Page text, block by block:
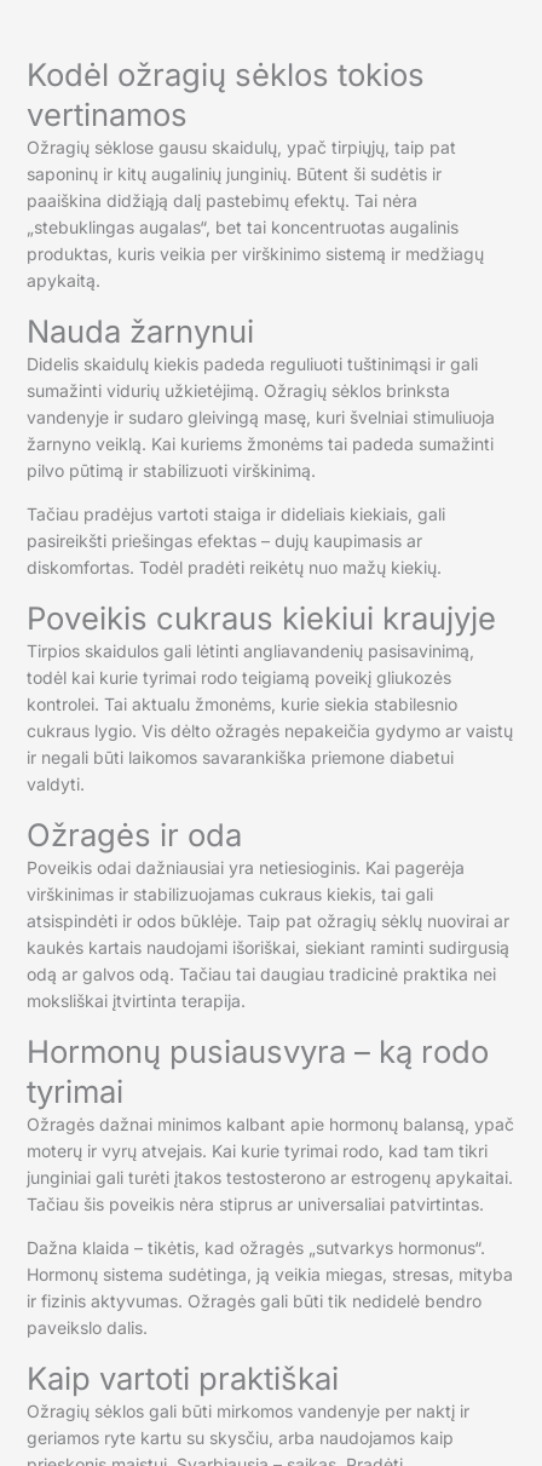
Kodėl ožragių sėklos tokios
vertinamos
Ožragių sėklose gausu skaidulų, ypač tirpiųjų, taip pat
saponinų ir kitų augalinių junginių. Būtent ši sudėtis ir
paaiškina didžiąją dalį pastebimų efektų. Tai nėra
„stebuklingas augalas“, bet tai koncentruotas augalinis
produktas, kuris veikia per virškinimo sistemą ir medžiagų
apykaitą.
Nauda žarnynui
Didelis skaidulų kiekis padeda reguliuoti tuštinimąsi ir gali
sumažinti vidurių užkietėjimą. Ožragių sėklos brinksta
vandenyje ir sudaro gleivingą masę, kuri švelniai stimuliuoja
žarnyno veiklą. Kai kuriems žmonėms tai padeda sumažinti
pilvo pūtimą ir stabilizuoti virškinimą.
Tačiau pradėjus vartoti staiga ir dideliais kiekiais, gali
pasireikšti priešingas efektas – dujų kaupimasis ar
diskomfortas. Todėl pradėti reikėtų nuo mažų kiekių.
Poveikis cukraus kiekiui kraujyje
Tirpios skaidulos gali lėtinti angliavandenių pasisavinimą,
todėl kai kurie tyrimai rodo teigiamą poveikį gliukozės
kontrolei. Tai aktualu žmonėms, kurie siekia stabilesnio
cukraus lygio. Vis dėlto ožragės nepakeičia gydymo ar vaistų
ir negali būti laikomos savarankiška priemone diabetui
valdyti.
Ožragės ir oda
Poveikis odai dažniausiai yra netiesioginis. Kai pagerėja
virškinimas ir stabilizuojamas cukraus kiekis, tai gali
atsispindėti ir odos būklėje. Taip pat ožragių sėklų nuovirai ar
kaukės kartais naudojami išoriškai, siekiant raminti sudirgusią
odą ar galvos odą. Tačiau tai daugiau tradicinė praktika nei
moksliškai įtvirtinta terapija.
Hormonų pusiausvyra – ką rodo
tyrimai
Ožragės dažnai minimos kalbant apie hormonų balansą, ypač
moterų ir vyrų atvejais. Kai kurie tyrimai rodo, kad tam tikri
junginiai gali turėti įtakos testosterono ar estrogenų apykaitai.
Tačiau šis poveikis nėra stiprus ar universaliai patvirtintas.
Dažna klaida – tikėtis, kad ožragės „sutvarkys hormonus“.
Hormonų sistema sudėtinga, ją veikia miegas, stresas, mityba
ir fizinis aktyvumas. Ožragės gali būti tik nedidelė bendro
paveikslo dalis.
Kaip vartoti praktiškai
Ožragių sėklos gali būti mirkomos vandenyje per naktį ir
geriamos ryte kartu su skysčiu, arba naudojamos kaip